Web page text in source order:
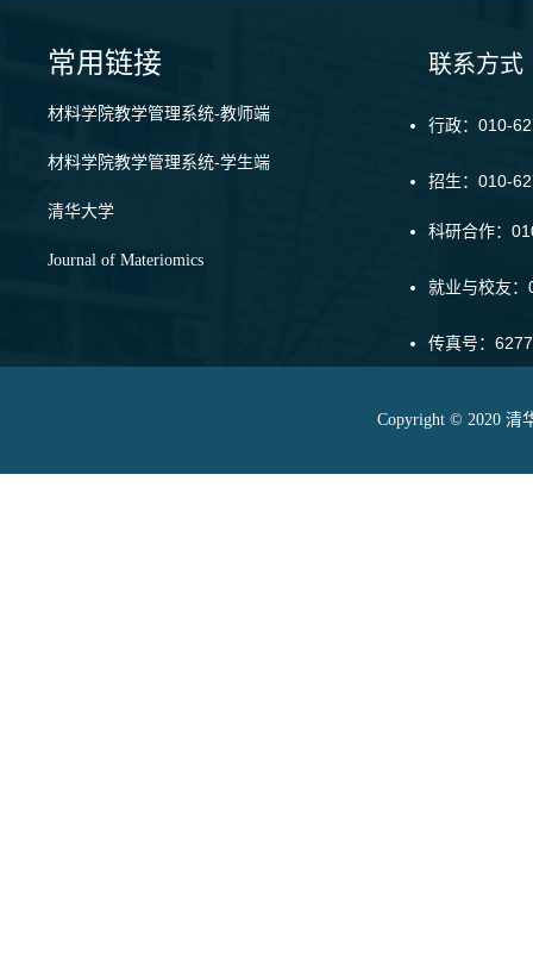
常用链接
材料学院教学管理系统-教师端
材料学院教学管理系统-学生端
清华大学
Journal of Materiomics
联系方式
行政：010-
招生：010-
科研合作：
就业与校友
传真号：
Copyright © 2020 清